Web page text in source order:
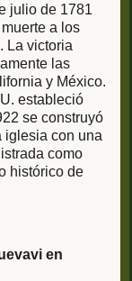
julio de 1781
a los
La victoria
las
y México.
estableció
se construyó
iglesia con una
como
histórico de
en